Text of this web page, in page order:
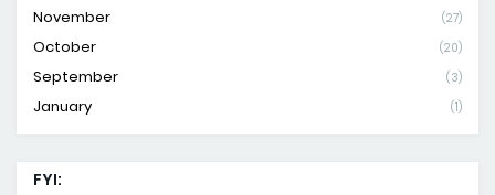
November (27)
October (20)
September (3)
January (1)
FYI: